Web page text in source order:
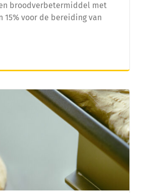
broodverbetermiddel met
15% voor de bereiding van